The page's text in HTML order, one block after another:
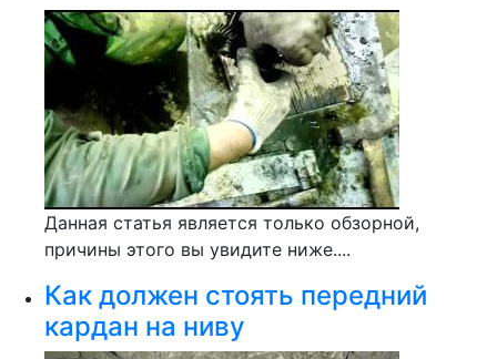
Данная статья является только обзорной,
причины этого вы увидите ниже....
Как должен стоять передний
кардан на ниву